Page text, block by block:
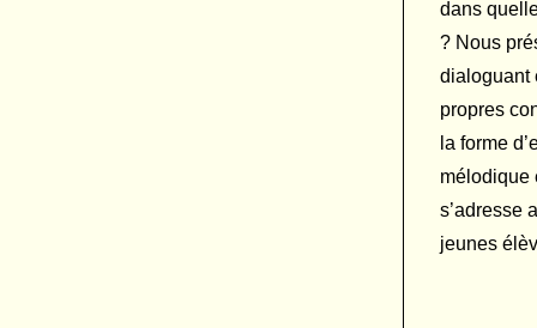
dans
? Nous
dialoguant
propres
la forme
mélodique
s’adresse
jeunes